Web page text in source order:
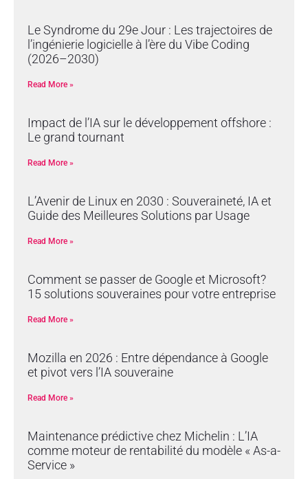
Le Syndrome du 29e Jour : Les trajectoires de
l’ingénierie logicielle à l’ère du Vibe Coding
(2026–2030)
Read More »
Impact de l’IA sur le développement offshore :
Le grand tournant
Read More »
L’Avenir de Linux en 2030 : Souveraineté, IA et
Guide des Meilleures Solutions par Usage
Read More »
Comment se passer de Google et Microsoft?
15 solutions souveraines pour votre entreprise
Read More »
Mozilla en 2026 : Entre dépendance à Google
et pivot vers l’IA souveraine
Read More »
Maintenance prédictive chez Michelin : L’IA
comme moteur de rentabilité du modèle « As-a-
Service »